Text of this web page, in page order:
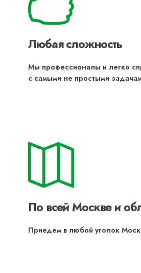
Любая сложность
Мы профессионалы и легко
с самыми не простыми
По всей Москве и
Приедем в любой уголок